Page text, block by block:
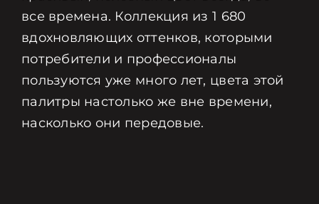
все времена. Коллекция из 1 680
вдохновляющих оттенков, которыми
потребители и профессионалы
пользуются уже много лет, цвета этой
палитры настолько же вне времени,
насколько они передовые.